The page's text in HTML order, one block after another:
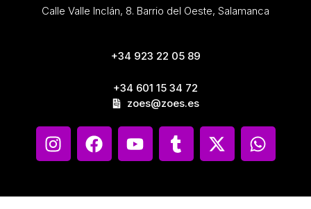
Calle Valle Inclán, 8. Barrio del Oeste, Salamanca
+34 923 22 05 89
+34 601 15 34 72
zoes@zoes.es